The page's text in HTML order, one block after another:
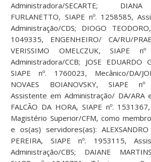
Administradora/SECARTE;
FURLANETTO, SIAPE nº. 1258585,
Administração/CDS; DIOGO
1049335, ENGENHEIRO/ CA/RU/
VERISSIMO OMELCZUK, SIAPE
Administradora/CCB; JOSE EDUARDO
SIAPE nº. 1760023, Mecânico/DA/
NOVAES BOIANOVSKY, SIAPE
Assistente em Administração/ DA/ARA
FALCÃO DA HORA, SIAPE nº.
Magistério Superior/CFM, como
e os(as) servidores(as): ALEXSANDRO
PEREIRA, SIAPE nº. 1953115,
Administração/CBS; DAIANE